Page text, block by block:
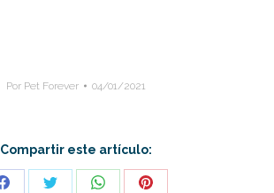
Por Pet Forever 04/01/2021
Compartir este artículo: